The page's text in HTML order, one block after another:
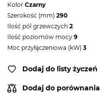
Kolor Czarny
Szerokość (mm) 290
Ilość pól grzewczych 2
Ilość poziomów mocy 9
Moc przyłączeniowa (kW) 3
Dodaj do listy życzeń
Dodaj do porównania